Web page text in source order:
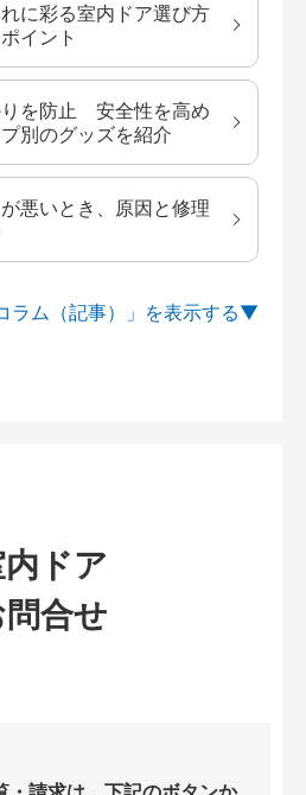
に彩る室内ドア選び方
イント
りを防止 安全性を高め
別のグッズを紹介
悪いとき、原因と修理
ラム（記事）」を
ドア
問合せ